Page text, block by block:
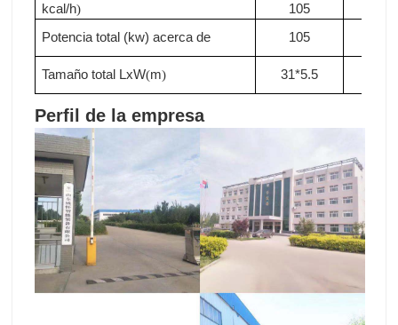
kcal/h)
105
Potencia total (kw) acerca de 105
Tamaño total LxW(m) 31*5.5
Perfil de la empresa